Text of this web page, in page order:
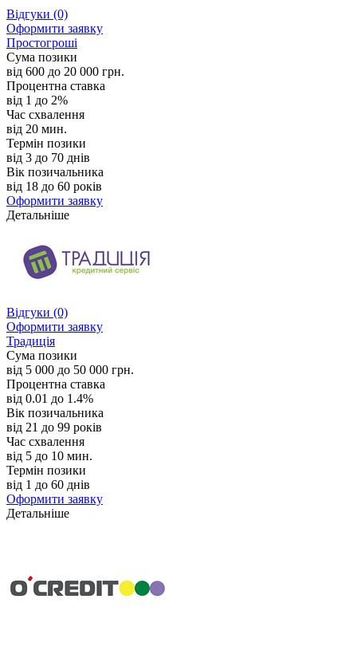
Відгуки (0)
Оформити заявку
Простогрошi
Сума позики
від 600 до 20 000 грн.
Процентна ставка
від 1 до 2%
Час схвалення
від 20 мин.
Термін позики
від 3 до 70 днів
Вік позичальника
від 18 до 60 років
Оформити заявку
Детальніше
Відгуки (0)
Оформити заявку
Традиція
Сума позики
від 5 000 до 50 000 грн.
Процентна ставка
від 0.01 до 1.4%
Вік позичальника
від 21 до 99 років
Час схвалення
від 5 до 10 мин.
Термін позики
від 1 до 60 днів
Оформити заявку
Детальніше